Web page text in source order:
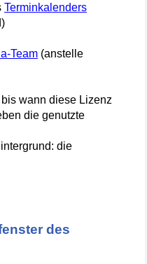
Terminkalenders
Team (anstelle
wann diese Lizenz
die genutzte
die
des